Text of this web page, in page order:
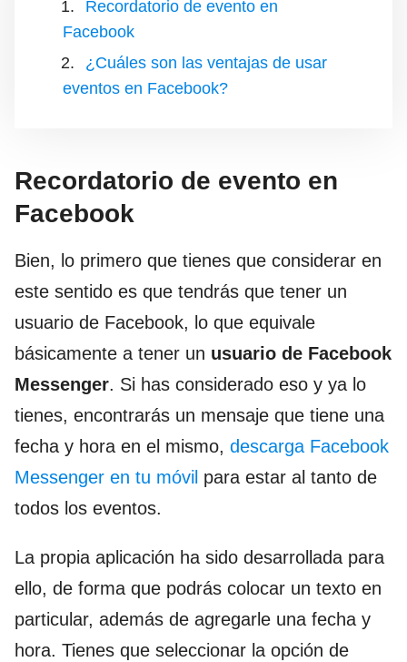
Recordatorio de evento en
Facebook
¿Cuáles son las ventajas de usar
eventos en Facebook?
Recordatorio de evento en
Facebook
Bien, lo primero que tienes que considerar en
este sentido es que tendrás que tener un
usuario de Facebook, lo que equivale
básicamente a tener un usuario de Facebook
Messenger. Si has considerado eso y ya lo
tienes, encontrarás un mensaje que tiene una
fecha y hora en el mismo, descarga Facebook
Messenger en tu móvil para estar al tanto de
todos los eventos.
La propia aplicación ha sido desarrollada para
ello, de forma que podrás colocar un texto en
particular, además de agregarle una fecha y
hora. Tienes que seleccionar la opción de